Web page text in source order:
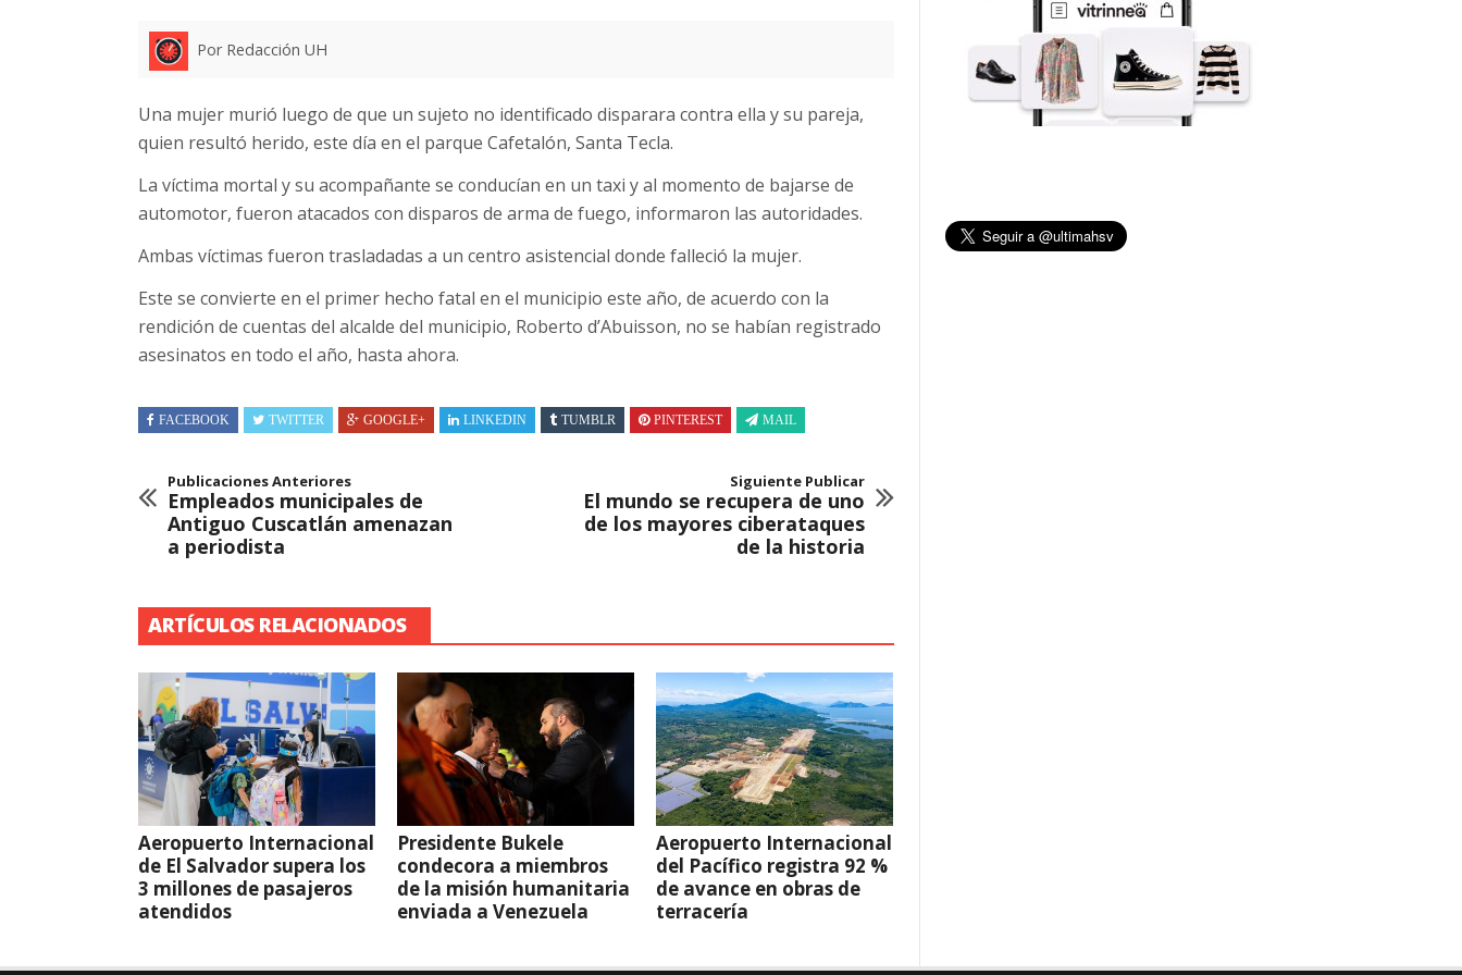
Por Redacción UH
Una mujer murió luego de que un sujeto no identificado disparara contra ella y su pareja,
quien resultó herido, este día en el parque Cafetalón, Santa Tecla.
La víctima mortal y su acompañante se conducían en un taxi y al momento de bajarse de
automotor, fueron atacados con disparos de arma de fuego, informaron las autoridades.
Ambas víctimas fueron trasladadas a un centro asistencial donde falleció la mujer.
Este se convierte en el primer hecho fatal en el municipio este año, de acuerdo con la
rendición de cuentas del alcalde del municipio, Roberto d’Abuisson, no se habían registrado
asesinatos en todo el año, hasta ahora.
FACEBOOK TWITTER GOOGLE+ LINKEDIN TUMBLR PINTEREST MAIL
Publicaciones Anteriores
Empleados municipales de
Antiguo Cuscatlán amenazan
a periodista
Siguiente Publicar
El mundo se recupera de uno
de los mayores ciberataques
de la historia
ARTÍCULOS RELACIONADOS
Aeropuerto Internacional
de El Salvador supera los
3 millones de pasajeros
atendidos
Presidente Bukele
condecora a miembros
de la misión humanitaria
enviada a Venezuela
Aeropuerto Internacional
del Pacífico registra 92 %
de avance en obras de
terracería